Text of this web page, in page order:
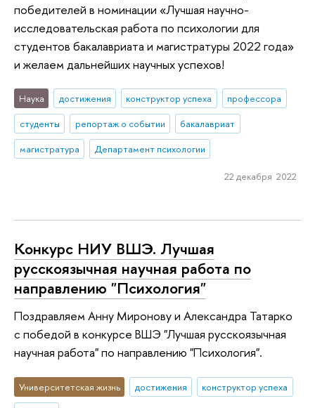
победителей в номинации «Лучшая научно-
исследовательская работа по психологии для
студентов бакалавриата и магистратуры 2022 года»
и желаем дальнейших научных успехов!
Наука достижения конструктор успеха
профессора
студенты
репортаж о событии
бакалавриат
магистратура
Департамент психологии
22 декабря 2022
Конкурс НИУ ВШЭ. Лучшая
русскоязычная научная работа по
направлению "Психология"
Поздравляем Анну Миронову и Александра Татарко
с победой в конкурсе ВШЭ "Лучшая русскоязычная
научная работа" по направлению "Психология".
Университетская жизнь достижения
конструктор успеха